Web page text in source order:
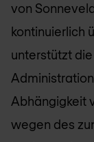
von
kontinuierlich
unterstützt
Abhängigkeit
wegen des